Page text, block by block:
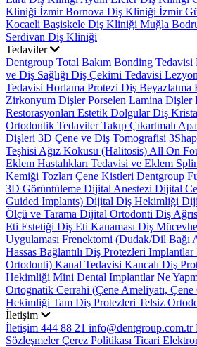
Kliniği İzmir Bornova Diş Kliniği İzmir
Kocaeli Başiskele Diş Kliniği Muğla
Serdivan Diş Kliniği
Tedaviler
Dentgroup Total Bakım Bonding Tedavisi
ve Diş Sağlığı Diş Çekimi Tedavisi
Tedavisi Horlama Protezi Diş Beyazlatma
Zirkonyum DişlerPorselen Lamina Dişler
Restorasyonları Estetik DolgularDiş
Ortodontik TedavilerTakıp Çıkartmalı
Dişleri 3D Çene ve Diş Tomografisi
Teşhisi Ağız Kokusu (Halitosis) All On
Eklem Hastalıkları Tedavisi ve Eklem
Kemiği Tozları Çene Kistleri Dentgroup
3D Görüntüleme Dijital Anestezi Dijital
Guided Implants) Dijital Diş Hekimliği
Ölçü ve Tarama Dijital Ortodonti Diş
Eti Estetiği Diş Eti Kanaması Diş
Uygulaması Frenektomi (Dudak/Dil Bağı
Hassas Bağlantılı Diş Protezleri Implantlar
Ortodonti) Kanal Tedavisi Kancalı Diş
Hekimliği Mini Dental ImplantlarNe
Ortognatik Cerrahi (Çene Ameliyatı, Çene
Hekimliği Tam Diş Protezleri Telsiz
İletişim
İletişim 444 88 21 info@dentgroup.com.tr
SözleşmelerÇerez Politikası Ticari